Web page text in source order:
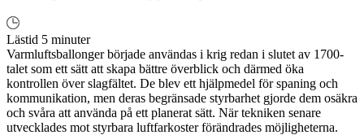
Lästid 5 minuter
Varmluftsballonger började användas i krig redan i slutet av 1700-
talet som ett sätt att skapa bättre överblick och därmed öka
kontrollen över slagfältet. De blev ett hjälpmedel för spaning och
kommunikation, men deras begränsade styrbarhet gjorde dem osäkra
och svåra att använda på ett planerat sätt. När tekniken senare
utvecklades mot styrbara luftfarkoster förändrades möjligheterna.